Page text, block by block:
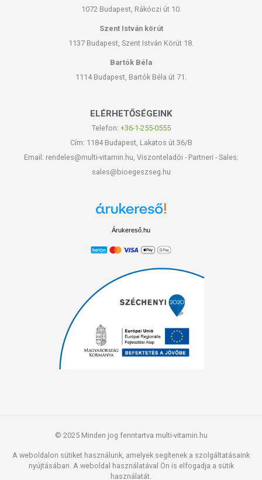
1072 Budapest, Rákóczi út 10.
Szent István körút
1137 Budapest, Szent István Körút 18.
Bartók Béla
1114 Budapest, Bartók Béla út 71.
ELÉRHETŐSÉGEINK
Telefon: +36-1-255-0555
Cím: 1184 Budapest, Lakatos út 36/B
Email: rendeles@multi-vitamin.hu, Viszonteladói - Partneri - Sales:
sales@bioegeszseg.hu
Árukereső.hu
© 2025 Minden jog fenntartva multi-vitamin.hu
A weboldalon sütiket használunk, amelyek segítenek a szolgáltatásaink
nyújtásában. A weboldal használatával Ön is elfogadja a sütik
használatát.